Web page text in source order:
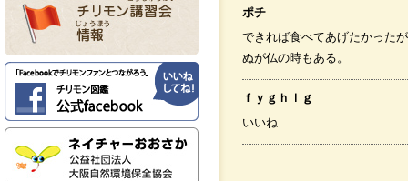
ポチ
できれば食べてあげたかった
ぬが仏の時もある。
ｆｙｇｈｌｇ
いいね